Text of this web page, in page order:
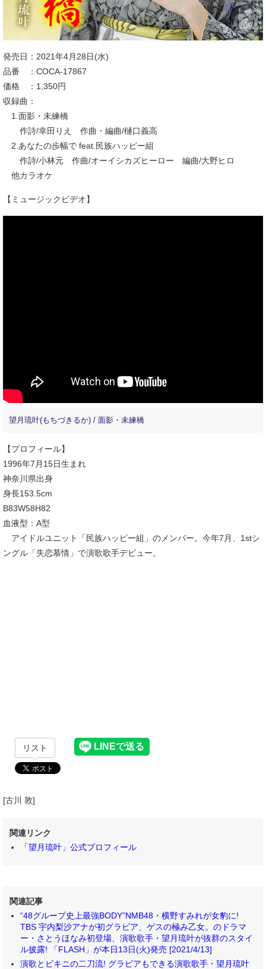
発売日：2021年4月28日(水)
品番 ：COCA-17867
価格 ：1,350円
収録曲：
1.面影・未練橋
作詩/幸田りえ 作曲・編曲/樋口義高
2.あなたの歩幅で feat.民族ハッピー組
作詩/小林元 作曲/オーイシカズヒーロー 編曲/大野ヒロ
他カラオケ
【ミュージックビデオ】
望月琉叶(もちづきるか) / 面影・未練橋
【プロフィール】
1996年7月15日生まれ
神奈川県出身
身長153.5cm
B83W58H82
血液型：A型
アイドルユニット「民族ハッピー組」のメンバー。今年7月、1stシ
ングル「失恋慕情」で演歌歌手デビュー。
リスト
[古川 敦]
関連リンク
「望月琉叶」公式プロフィール
関連記事
“48グループ史上最強BODY”NMB48・横野すみれが女豹に!
TBS 宇内梨沙アナが初グラビア、ゲスの極み乙女。のドラマ
ー・さとうほなみ初登場、演歌歌手・望月琉叶が抜群のスタイ
ル披露! 「FLASH」が本日13日(火)発売 [2021/4/13]
演歌とビキニの二刀流! グラビアもできる演歌歌手・望月琉叶